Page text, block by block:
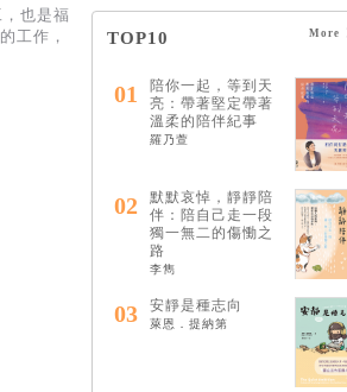
也是福
工作，
TOP10 More
01
陪你一起，等到天
亮：帶著堅定帶著
溫柔的陪伴紀事
羅乃萱
02
默默哀悼，靜靜陪
伴：陪自己走一段
獨一無二的傷慟之
路
李雋
03 安靜是種志向
萊恩．提納第